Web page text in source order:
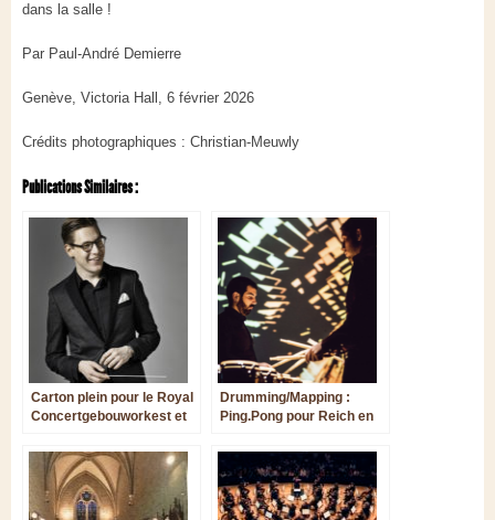
dans la salle !
Par Paul-André Demierre
Genève, Victoria Hall, 6 février 2026
Crédits photographiques : Christian-Meuwly
Publications Similaires :
Carton plein pour le Royal
Concertgebouworkest et
Drumming/Mapping :
Ping.Pong pour Reich en